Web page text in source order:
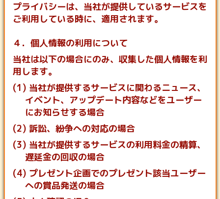
プライバシーは、当社が提供しているサービスを
ご利用している時に、適用されます。
４．個人情報の利用について
当社は以下の場合にのみ、収集した個人情報を利
用します。
(1) 当社が提供するサービスに関わるニュース、
イベント、アップデート内容などをユーザー
にお知らせする場合
(2) 訴訟、紛争への対応の場合
(3) 当社が提供するサービスの利用料金の精算、
遅延金の回収の場合
(4) プレゼント企画でのプレゼント該当ユーザー
への賞品発送の場合